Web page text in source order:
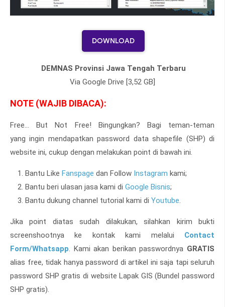
DOWNLOAD
DEMNAS Provinsi Jawa Tengah Terbaru
Via Google Drive [3,52 GB]
NOTE (WAJIB DIBACA):
Free... But Not Free! Bingungkan? Bagi teman-teman
yang ingin mendapatkan password data shapefile (SHP) di
website ini, cukup dengan melakukan point di bawah ini.
Bantu Like Fanspage dan Follow Instagram kami;
Bantu beri ulasan jasa kami di Google Bisnis;
Bantu dukung channel tutorial kami di Youtube.
Jika point diatas sudah dilakukan, silahkan kirim bukti
screenshootnya ke kontak kami melalui Contact
Form/Whatsapp. Kami akan berikan passwordnya GRATIS
alias free, tidak hanya password di artikel ini saja tapi seluruh
password SHP gratis di website Lapak GIS (Bundel password
SHP gratis).